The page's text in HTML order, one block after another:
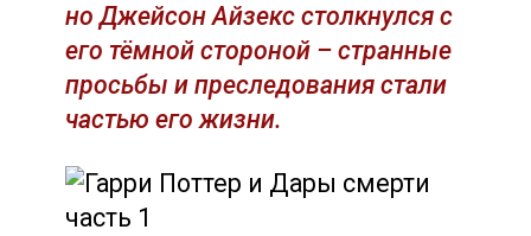
но Джейсон Айзекс столкнулся с
его тёмной стороной – странные
просьбы и преследования стали
частью его жизни.